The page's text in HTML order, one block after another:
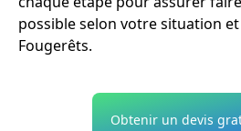
possible selon votre situation
Fougerêts.
Obtenir un devis